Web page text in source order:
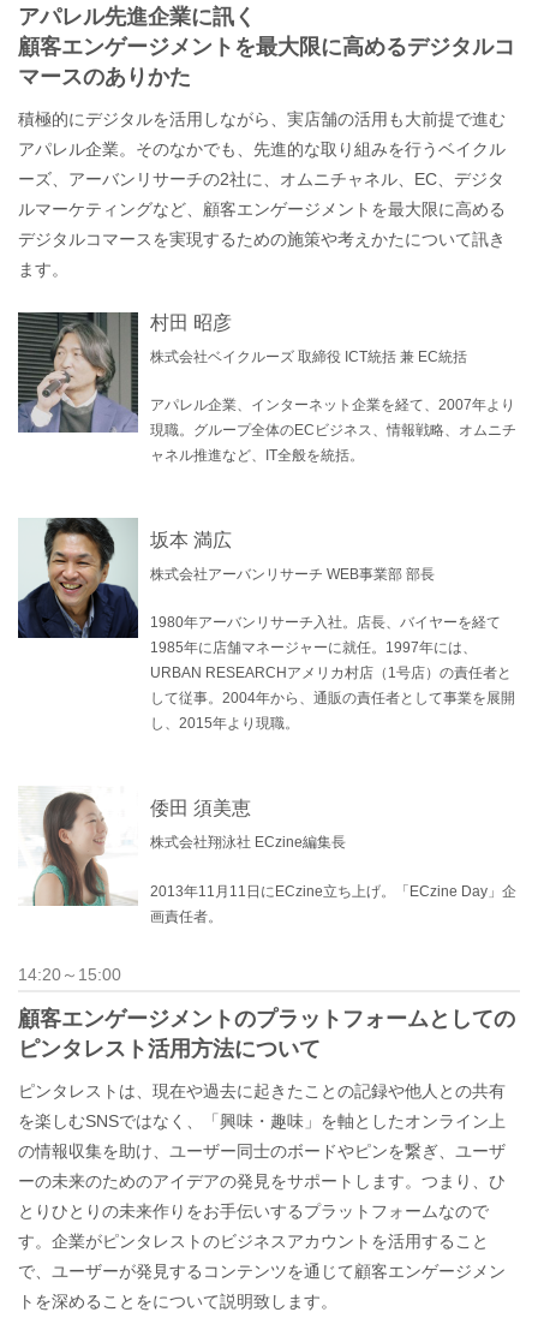
アパレル先進企業に訊く
顧客エンゲージメントを最大限に高めるデジタルコ
マースのありかた
積極的にデジタルを活用しながら、実店舗の活用も大前提で進む
アパレル企業。そのなかでも、先進的な取り組みを行うベイクル
ーズ、アーバンリサーチの2社に、オムニチャネル、EC、デジタ
ルマーケティングなど、顧客エンゲージメントを最大限に高める
デジタルコマースを実現するための施策や考えかたについて訊き
ます。
村田 昭彦
株式会社ベイクルーズ 取締役 ICT統括 兼 EC統括
アパレル企業、インターネット企業を経て、2007年より
現職。グループ全体のECビジネス、情報戦略、オムニチ
ャネル推進など、IT全般を統括。
坂本 満広
株式会社アーバンリサーチ WEB事業部 部長
1980年アーバンリサーチ入社。店長、バイヤーを経て
1985年に店舗マネージャーに就任。1997年には、
URBAN RESEARCHアメリカ村店（1号店）の責任者と
して従事。2004年から、通販の責任者として事業を展開
し、2015年より現職。
倭田 須美恵
株式会社翔泳社 ECzine編集長
2013年11月11日にECzine立ち上げ。「ECzine Day」企
画責任者。
14:20～15:00
顧客エンゲージメントのプラットフォームとしての
ピンタレスト活用方法について
ピンタレストは、現在や過去に起きたことの記録や他人との共有
を楽しむSNSではなく、「興味・趣味」を軸としたオンライン上
の情報収集を助け、ユーザー同士のボードやピンを繋ぎ、ユーザ
ーの未来のためのアイデアの発見をサポートします。つまり、ひ
とりひとりの未来作りをお手伝いするプラットフォームなので
す。企業がピンタレストのビジネスアカウントを活用すること
で、ユーザーが発見するコンテンツを通じて顧客エンゲージメン
トを深めることをについて説明致します。